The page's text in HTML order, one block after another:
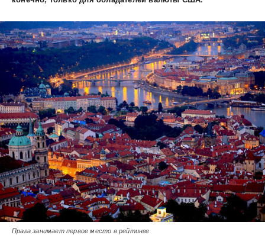
Прага занимает первое место в рейтинге